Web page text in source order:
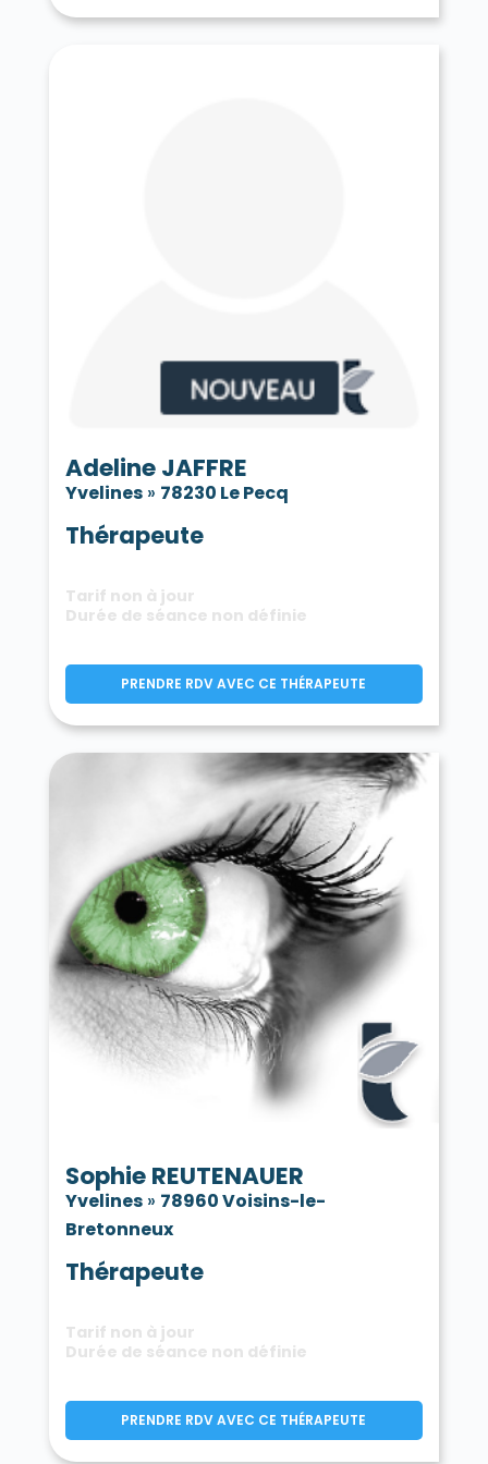
Tessancourt-sur-Aubette 78250
Villepreux 78450
Villette 78930
Villiers-le-Mahieu 78770
Villiers-Saint-Frédéric 78640
Voisins-le-Bretonneux 78960
Adeline JAFFRE
Yvelines» 78230 Le Pecq
Thérapeute
Tarif non à jour
Durée de séance non définie
PRENDRE RDV AVEC CE THÉRAPEUTE
Sophie REUTENAUER
Yvelines» 78960 Voisins-le-
Bretonneux
Thérapeute
Tarif non à jour
Durée de séance non définie
PRENDRE RDV AVEC CE THÉRAPEUTE